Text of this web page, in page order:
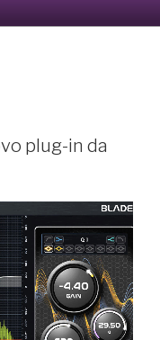
plug-in da